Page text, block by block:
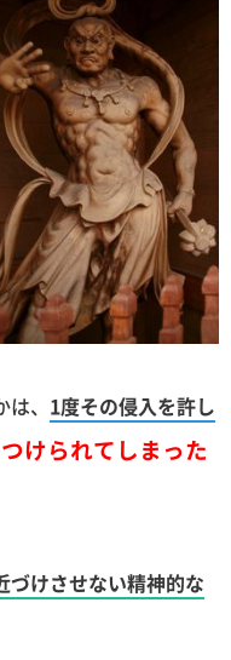
、 1度その侵入を許し
けられてしまった
づけさせない精神的な